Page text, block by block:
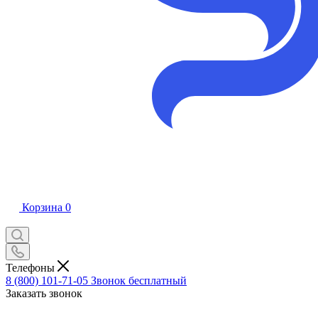
Корзина 0
Телефоны
8 (800) 101-71-05 Звонок бесплатный
Заказать звонок